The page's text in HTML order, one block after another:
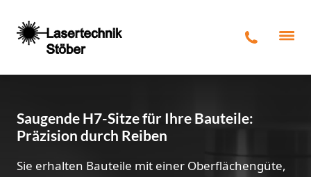
Saugende H7-Sitze für Ihre Bauteile:
Präzision durch Reiben
Sie erhalten Bauteile mit einer Oberflächengüte,